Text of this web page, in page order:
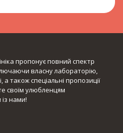
пропонує повний спектр
власну лабораторію,
а також спеціальні пропозиції
своїм улюбленцям
нами!